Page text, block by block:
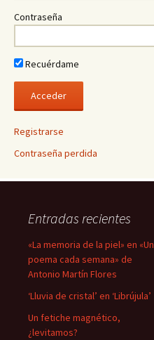
Contraseña
Recuérdame
Registrarse
Contraseña perdida
Entradas recientes
«La memoria de la piel» en «Un
poema cada semana» de
Antonio Martín Flores
‘Lluvia de cristal’ en ‘Librújula’
Un fetiche magnético,
¿levitamos?